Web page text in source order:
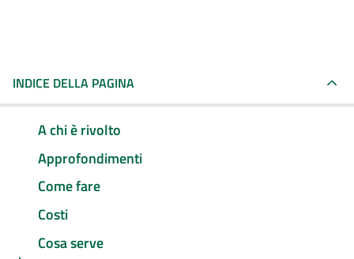
INDICE DELLA PAGINA
A chi è rivolto
Approfondimenti
Come fare
Costi
Cosa serve